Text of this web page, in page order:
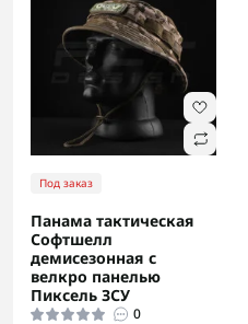
Под заказ
Панама тактическая
Софтшелл
демисезонная с
велкро панелью
Пиксель ЗСУ
0